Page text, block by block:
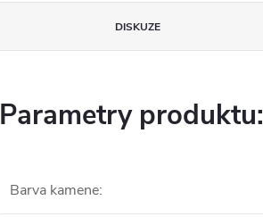
DISKUZE
Parametry produktu:
Barva kamene: